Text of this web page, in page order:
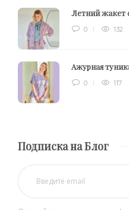
Летний жакет
0 132
Ажурная
0 117
Подписка на Блог